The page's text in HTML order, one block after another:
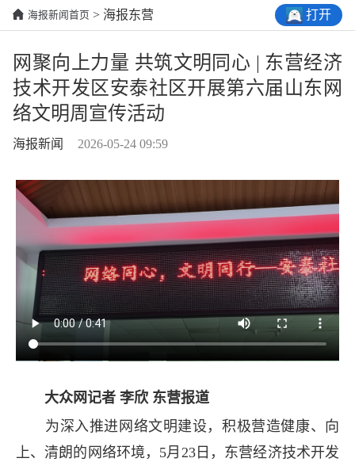
海报新闻首页 > 海报东营 打开
网聚向上力量 共筑文明同心 | 东营经济
技术开发区安泰社区开展第六届山东网
络文明周宣传活动
海报新闻 2026-05-24 09:59
大众网记者 李欣 东营报道
为深入推进网络文明建设，积极营造健康、向
上、清朗的网络环境，5月23日，东营经济技术开发